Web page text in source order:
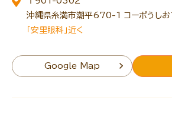
沖縄県糸満市潮平670-1 コーポうし
「安里眼科」近く
Google Map